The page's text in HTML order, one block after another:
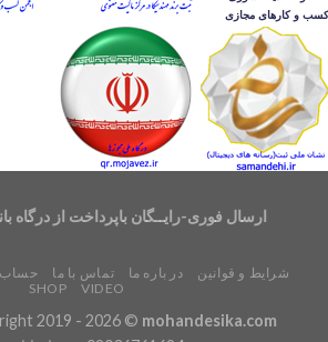
ارسال فوری-رایــگان باپرداخت از درگاه
شرایط و قوانین در باره ما تماس با ما حساب
VIDEO
SHOP
2019 - 2026 © mohandesika.com